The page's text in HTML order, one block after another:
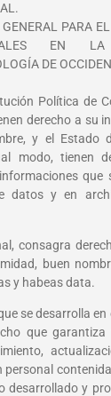
PARA
EN
DE
Política de
derecho a su
y el Estado
modo, tienen
que
datos y en
consagra
buen
y habeas data.
se desarrolla
que
desarrollado y